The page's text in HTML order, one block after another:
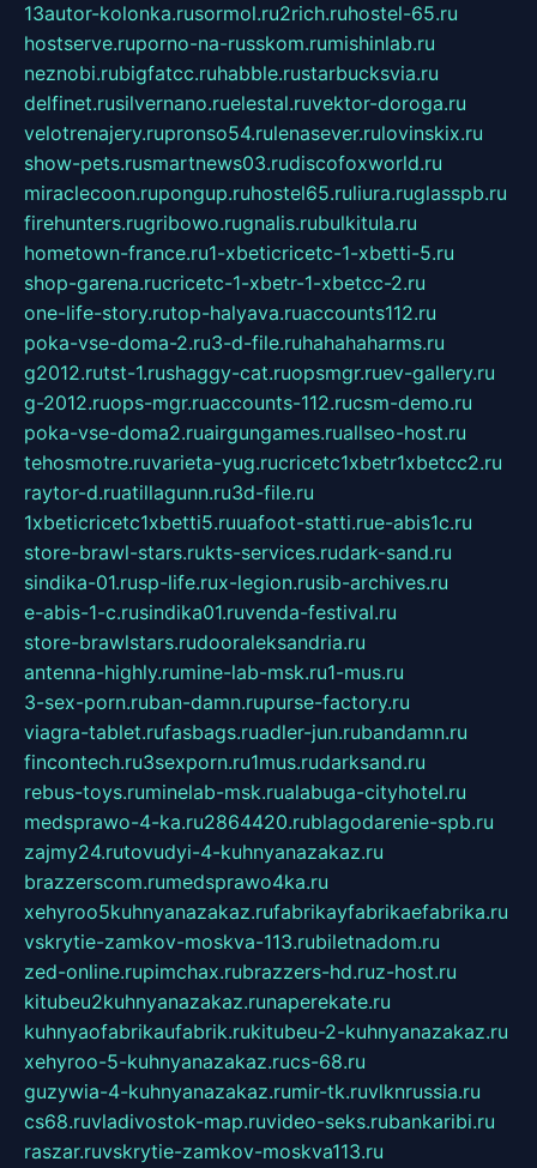
13autor-kolonka.rusormol.ru2rich.ruhostel-65.ru
hostserve.ruporno-na-russkom.rumishinlab.ru
neznobi.rubigfatcc.ruhabble.rustarbucksvia.ru
delfinet.rusilvernano.ruelestal.ruvektor-doroga.ru
velotrenajery.rupronso54.rulenasever.rulovinskix.ru
show-pets.rusmartnews03.rudiscofoxworld.ru
miraclecoon.rupongup.ruhostel65.ruliura.ruglasspb.ru
firehunters.rugribowo.rugnalis.rubulkitula.ru
hometown-france.ru1-xbeticricetc-1-xbetti-5.ru
shop-garena.rucricetc-1-xbetr-1-xbetcc-2.ru
one-life-story.rutop-halyava.ruaccounts112.ru
poka-vse-doma-2.ru3-d-file.ruhahahaharms.ru
g2012.rutst-1.rushaggy-cat.ruopsmgr.ruev-gallery.ru
g-2012.ruops-mgr.ruaccounts-112.rucsm-demo.ru
poka-vse-doma2.ruairgungames.ruallseo-host.ru
tehosmotre.ruvarieta-yug.rucricetc1xbetr1xbetcc2.ru
raytor-d.ruatillagunn.ru3d-file.ru
1xbeticricetc1xbetti5.ruuafoot-statti.rue-abis1c.ru
store-brawl-stars.rukts-services.rudark-sand.ru
sindika-01.rusp-life.rux-legion.rusib-archives.ru
e-abis-1-c.rusindika01.ruvenda-festival.ru
store-brawlstars.rudooraleksandria.ru
antenna-highly.rumine-lab-msk.ru1-mus.ru
3-sex-porn.ruban-damn.rupurse-factory.ru
viagra-tablet.rufasbags.ruadler-jun.rubandamn.ru
fincontech.ru3sexporn.ru1mus.rudarksand.ru
rebus-toys.ruminelab-msk.rualabuga-cityhotel.ru
medsprawo-4-ka.ru2864420.rublagodarenie-spb.ru
zajmy24.rutovudyi-4-kuhnyanazakaz.ru
brazzerscom.rumedsprawo4ka.ru
xehyroo5kuhnyanazakaz.rufabrikayfabrikaefabrika.ru
vskrytie-zamkov-moskva-113.rubiletnadom.ru
zed-online.rupimchax.rubrazzers-hd.ruz-host.ru
kitubeu2kuhnyanazakaz.runaperekate.ru
kuhnyaofabrikaufabrik.rukitubeu-2-kuhnyanazakaz.ru
xehyroo-5-kuhnyanazakaz.rucs-68.ru
guzywia-4-kuhnyanazakaz.rumir-tk.ruvlknrussia.ru
cs68.ruvladivostok-map.ruvideo-seks.rubankaribi.ru
raszar.ruvskrytie-zamkov-moskva113.ru